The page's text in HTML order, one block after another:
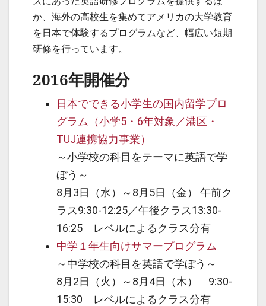
か、海外の高校生を集めてアメリカの大学教育
を日本で体験するプログラムなど、幅広い短期
研修を行っています。
2016年開催分
日本でできる小学生の国内留学プロ
グラム（小学5・6年対象／港区・
TUJ連携協力事業）
～小学校の科目をテーマに英語で学
ぼう～
8月3日（水）～8月5日（金） 午前ク
ラス9:30-12:25／午後クラス13:30-
16:25 レベルによるクラス分有
中学１年生向けサマープログラム
～中学校の科目を英語で学ぼう～
8月2日（火）～8月4日（木） 9:30-
15:30 レベルによるクラス分有